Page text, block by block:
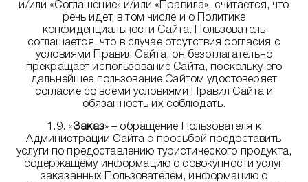
и/или «Соглашение» и/или «Правила», считается, что
речь идет, в том числе и о Политике
конфиденциальности Сайта. Пользователь
соглашается, что в случае отсутствия согласия с
условиями Правил Сайта, он безотлагательно
прекращает использование Сайта, поскольку его
дальнейшее пользование Сайтом удостоверяет
согласие со всеми условиями Правил Сайта и
обязанность их соблюдать.
1.9. «Заказ» – обращение Пользователя к
Администрации Сайта с просьбой предоставить
услуги по предоставлению туристического продукта,
содержащему информацию о совокупности услуг,
заказанных Пользователем, информацию о